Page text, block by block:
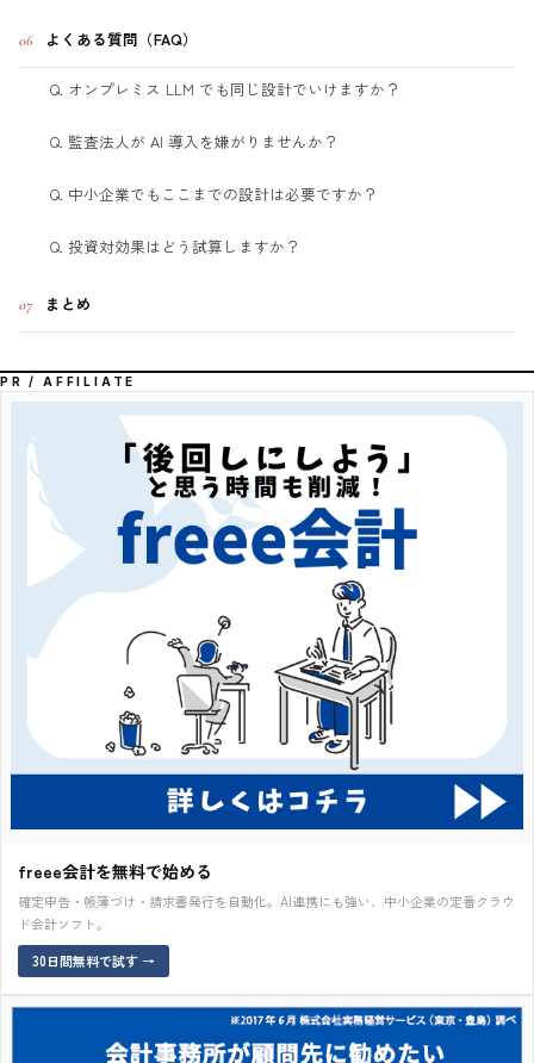
06 よくある質問（FAQ）
Q. オンプレミス LLM でも同じ設計でいけますか？
Q. 監査法人が AI 導入を嫌がりませんか？
Q. 中小企業でもここまでの設計は必要ですか？
Q. 投資対効果はどう試算しますか？
07 まとめ
PR / AFFILIATE
freee会計を無料で始める
確定申告・帳簿づけ・請求書発行を自動化。AI連携にも強い、中小企業の定番クラウ
ド会計ソフト。
30日間無料で試す→